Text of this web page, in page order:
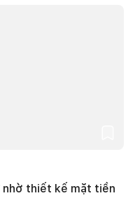
nhờ thiết kế mặt tiền